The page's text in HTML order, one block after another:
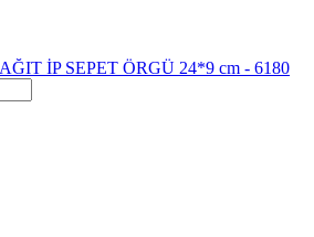
İP SEPET ÖRGÜ 24*9 cm - 6180